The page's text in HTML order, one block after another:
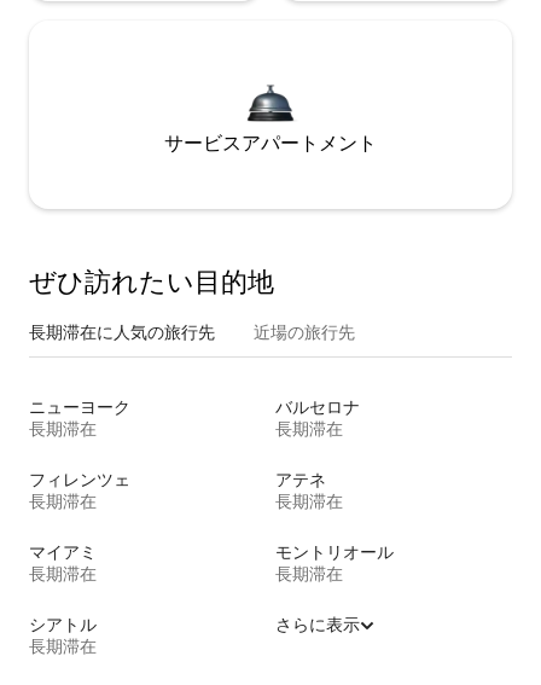
サービスアパートメント
ぜひ訪⁠れ⁠た⁠い目⁠的⁠地
長期滞在に人気の旅行先 近場の旅行先
ニューヨーク
長期滞在
バルセロナ
長期滞在
フィレンツェ
長期滞在
アテネ
長期滞在
マイアミ
長期滞在
モントリオール
長期滞在
シアトル
長期滞在
さらに表示